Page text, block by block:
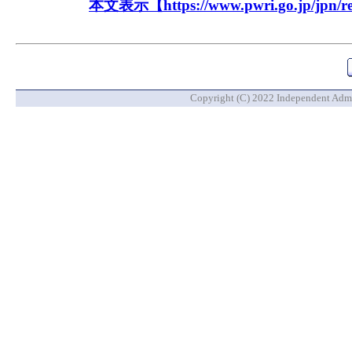
本文表示【https://www.pwri.go.jp/jpn/
Copyright (C) 2022 Independent